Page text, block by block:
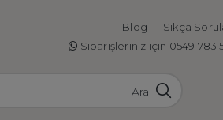
Blog Sıkça
Siparişleriniz için 0549 783
Ara